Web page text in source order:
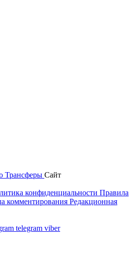
Трансферы Сайт
конфиденциальности Правила
комментирования Редакционная
telegram viber